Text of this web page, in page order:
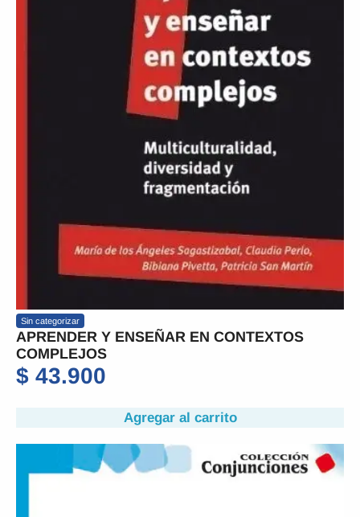
Sin categorizar
APRENDER Y ENSEÑAR EN CONTEXTOS
COMPLEJOS
$ 43.900
Agregar al carrito